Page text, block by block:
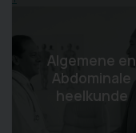
Algemene en
Abdominale
heelkunde